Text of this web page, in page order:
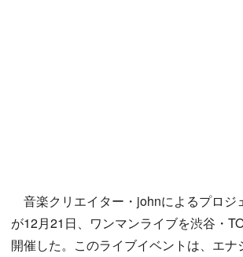
音楽クリエイター・johnによるプロジ
が12月21日、ワンマンライブを渋谷・
開催した。このライブイベントは、エナ